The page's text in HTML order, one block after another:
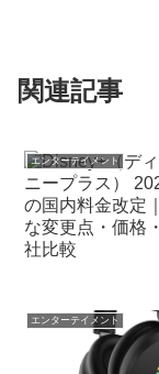
関連記事
エンターテイメント
エンターテイメント